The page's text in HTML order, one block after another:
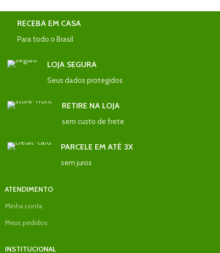
RECEBA EM CASA
Para todo o Brasil
LOJA SEGURA
Seus dados protegidos
RETIRE NA LOJA
sem custo de frete
PARCELE EM ATÉ 3X
sem juros
ATENDIMENTO
Minha conta
Meus pedidos
INSTITUCIONAL